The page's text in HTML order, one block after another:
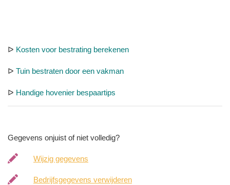
ᐅ Kosten voor bestrating berekenen
ᐅ Tuin bestraten door een vakman
ᐅ Handige hovenier bespaartips
Gegevens onjuist of niet volledig?
Wijzig gegevens
Bedrijfsgegevens verwijderen